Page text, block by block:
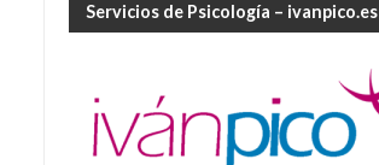
Servicios de Psicología – ivanpico.es